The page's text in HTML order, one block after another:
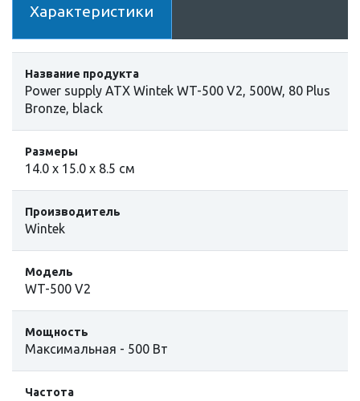
Характеристики
Название продукта
Power supply ATX Wintek WT-500 V2, 500W, 80 Plus
Bronze, black
Размеры
14.0 х 15.0 х 8.5 см
Производитель
Wintek
Модель
WT-500 V2
Мощность
Максимальная - 500 Вт
Частота